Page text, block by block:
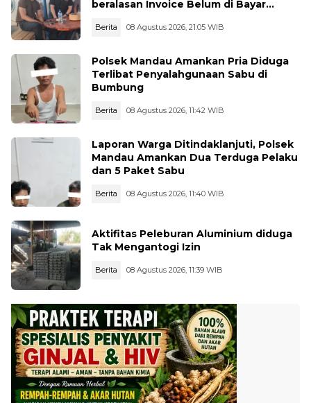
beralasan Invoice Belum di Bayar
Berita 08 Agustus 2026, 21:05 WIB
Polsek Mandau Amankan Pria Diduga
Terlibat Penyalahgunaan Sabu di
Bumbung
Berita 08 Agustus 2026, 11:42 WIB
Laporan Warga Ditindaklanjuti, Polsek
Mandau Amankan Dua Terduga Pelaku
dan 5 Paket Sabu
Berita 08 Agustus 2026, 11:40 WIB
Aktifitas Peleburan Aluminium diduga
Tak Mengantogi Izin
Berita 08 Agustus 2026, 11:39 WIB